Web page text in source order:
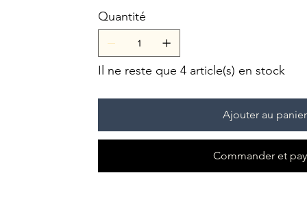
Quantité
Il ne reste que 4 article(s) en stock
Ajouter au panier
Commander et